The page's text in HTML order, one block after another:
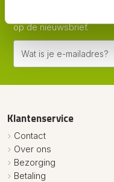
op de nieuwsbrief.
Klantenservice
Contact
Over ons
Bezorging
Betaling